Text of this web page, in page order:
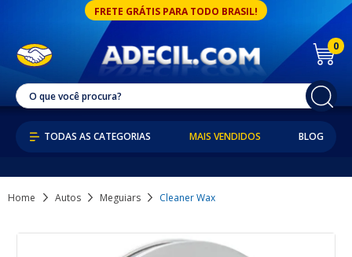
FRETE GRÁTIS PARA TODO BRASIL!
0
MAIS VENDIDOS BLOG
Home Autos Meguiars Cleaner Wax